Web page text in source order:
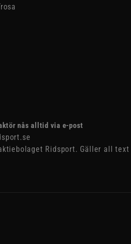
nås alltid via e-post
Ridsport. Gäller all text